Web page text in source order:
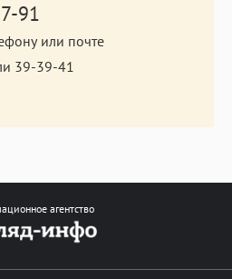
91
или почте
39-39-41
агентство